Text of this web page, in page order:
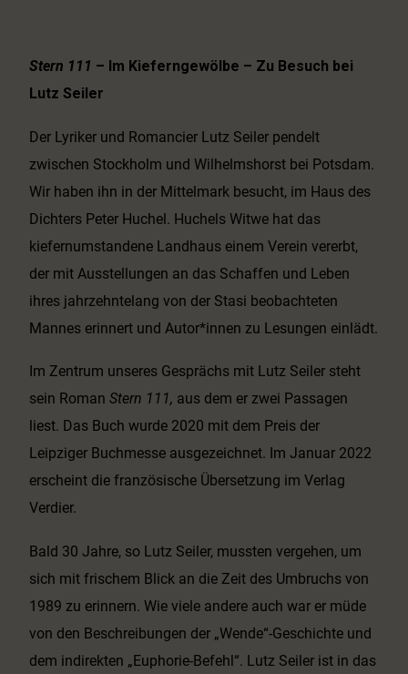
u
-
o
d
s
t
RSS FEED
EMBED
Stern 111 – Im Kieferngewölbe – Zu Besuch bei
Lutz Seiler
Der Lyriker und Romancier Lutz Seiler pendelt
zwischen Stockholm und Wilhelmshorst bei Potsdam.
Wir haben ihn in der Mittelmark besucht, im Haus des
Dichters Peter Huchel. Huchels Witwe hat das
kiefernumstandene Landhaus einem Verein vererbt,
der mit Ausstellungen an das Schaffen und Leben
ihres jahrzehntelang von der Stasi beobachteten
Mannes erinnert und Autor*innen zu Lesungen einlädt.
Im Zentrum unseres Gesprächs mit Lutz Seiler steht
sein RomanStern 111, aus dem er zwei Passagen
liest. Das Buch wurde 2020 mit dem Preis der
Leipziger Buchmesse ausgezeichnet. Im Januar 2022
erscheint die französische Übersetzung im Verlag
Verdier.
Bald 30 Jahre, so Lutz Seiler, mussten vergehen, um
sich mit frischem Blick an die Zeit des Umbruchs von
1989 zu erinnern. Wie viele andere auch war er müde
von den Beschreibungen der „Wende“-Geschichte und
dem indirekten „Euphorie-Befehl“. Lutz Seiler ist in das